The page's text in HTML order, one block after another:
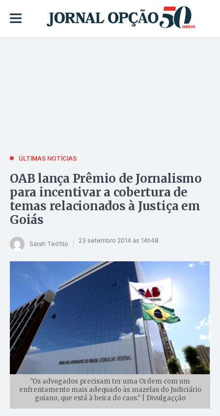
ÚLTIMAS NOTÍCIAS
OAB lança Prêmio de Jornalismo
para incentivar a cobertura de
temas relacionados à Justiça em
Goiás
Sarah Teófilo 23 setembro 2014 às 14h48
"Os advogados precisam ter uma Ordem com um
enfrentamento mais adequado às mazelas do Judiciário
goiano, que está à beira do caos." | Divulgaçção